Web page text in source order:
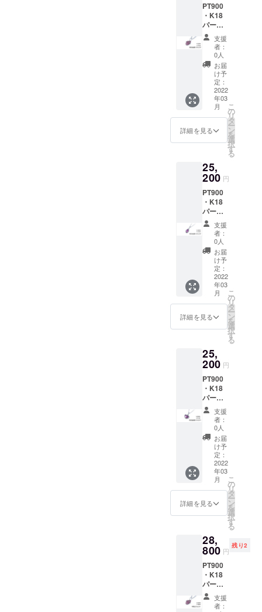
料込）
定価
28,000
円 備考
欄に記
載お願
いした
いこと
①購入
した理
由 ②ど
のよう
なデザ
インが
PT900
・K18
パープ
ルゴー
ルド・
イン
ゴット
のカケ
ラペン
ダント
0.50g以
上＜
チェー
ンなし
＞ 職人
がイン
から小
さくす
るため
ひとつ
ひとつ
表情の
違う一
点物に
なりま
す。
【特別
価格】
10%OF
F（税
込・送
料込）
限定5個
欄に記
載お願
いした
いこと
①購入
した理
由 ②ど
のよう
なデザ
インが
好きか
支援
者：
0人
お届
け予
定：
2022
年03
月
詳細を見る
こ
の
リ
タ
ー
ン
を
選
択
す
る
25,
200 円
PT900
・K18
パープ
ルゴー
ルドペ
ンダン
トK10
ネック
レス
（ペア
シェイ
プ） ＜
チェー
ンあり
＞ 【特
別価
10％OF
F（税
込・送
料込）
定価
28,000
円 備考
欄に記
載お願
いした
いこと
①購入
した理
由 ②ど
のよう
なデザ
インが
支援
者：
0人
お届
け予
定：
2022
年03
月
詳細を見る
こ
の
リ
タ
ー
ン
を
選
択
す
る
25,
200 円
PT900
・K18
パープ
ルゴー
ルドペ
ンダン
トK10
ネック
レス
（ハー
ト） ＜
チェー
ンあり
＞ 【特
別価
格】
F（税
込・送
料込）
定価
28,000
円 備考
欄に記
載お願
支援
者：
0人
お届
け予
定：
2022
年03
月
詳細を見る
こ
の
リ
タ
ー
ン
を
選
択
す
る
28,
800 円
残り2
PT900
・K18
パープ
ルゴー
ルド・
支援
者：